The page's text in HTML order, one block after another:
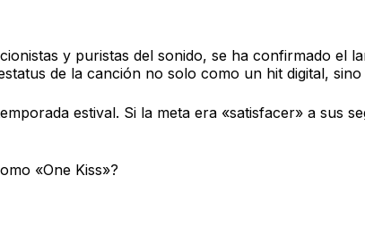
y puristas del sonido, se ha confirmado el
de la canción no solo como un hit digital,
estival. Si la meta era «satisfacer» a sus
«One Kiss»?